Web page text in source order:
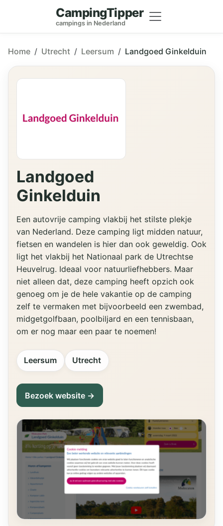
CampingTipper
campings in Nederland
Home Utrecht Leersum Landgoed Ginkelduin
Landgoed
Ginkelduin
Een autovrije camping vlakbij het stilste plekje
van Nederland. Deze camping ligt midden natuur,
fietsen en wandelen is hier dan ook geweldig. Ook
ligt het vlakbij het Nationaal park de Utrechtse
Heuvelrug. Ideaal voor natuurliefhebbers. Maar
niet alleen dat, deze camping heeft opzich ook
genoeg om je de hele vakantie op de camping
zelf te vermaken met bijvoorbeeld een zwembad,
midgetgolfbaan, poolbiljard en een tennisbaan,
om er nog maar een paar te noemen!
Leersum Utrecht
Bezoek website →